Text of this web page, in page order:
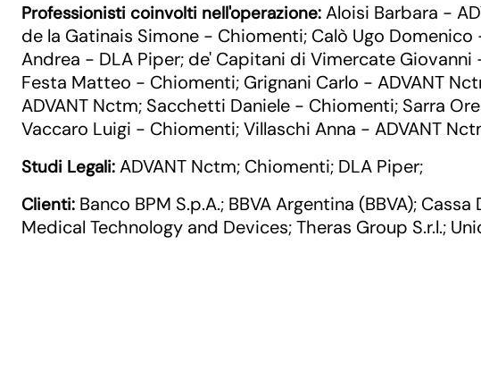
Professionisti coinvolti nell'operazione: Aloisi Barbara -
de la Gatinais Simone - Chiomenti; Calò Ugo Domenico
Andrea - DLA Piper; de' Capitani di Vimercate Giovanni
Festa Matteo - Chiomenti; Grignani Carlo - ADVANT
ADVANT Nctm; Sacchetti Daniele - Chiomenti; Sarra
Vaccaro Luigi - Chiomenti; Villaschi Anna - ADVANT
Studi Legali: ADVANT Nctm; Chiomenti; DLA Piper;
Clienti: Banco BPM S.p.A.; BBVA Argentina (BBVA); Cassa
Medical Technology and Devices; Theras Group S.r.l.;